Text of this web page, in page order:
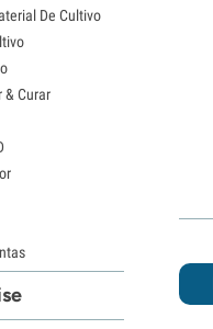
De Cultivo
& Curar